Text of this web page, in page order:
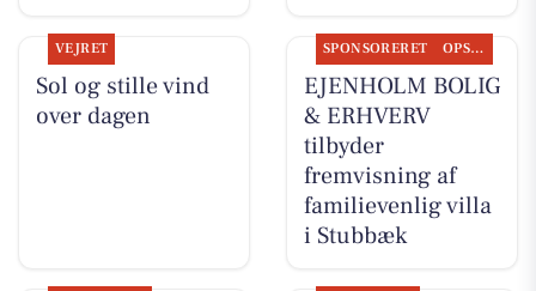
VEJRET
Sol og stille vind
over dagen
SPONSORERET OPSLAGSTAVLEN
EJENHOLM BOLIG
& ERHVERV
tilbyder
fremvisning af
familievenlig villa
i Stubbæk